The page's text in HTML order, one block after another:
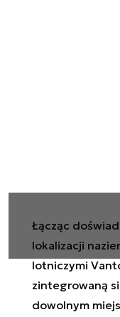
Łącząc
lokalizacji
lotniczymi
zintegrowaną
dowolnym